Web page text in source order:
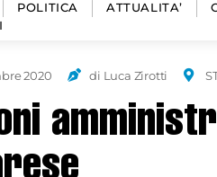
POLITICA ATTUALITA’
2020 di Luca Zirotti